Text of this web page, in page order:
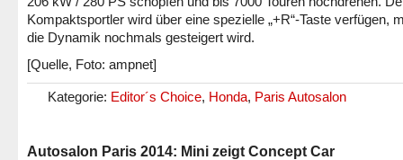
Kompaktsportler wird über eine spezielle „+R“-Taste verfügen,
die Dynamik nochmals gesteigert wird.
[Quelle, Foto: ampnet]
Kategorie: Editor´s Choice, Honda, Paris Autosalon
Autosalon Paris 2014: Mini zeigt Concept Car